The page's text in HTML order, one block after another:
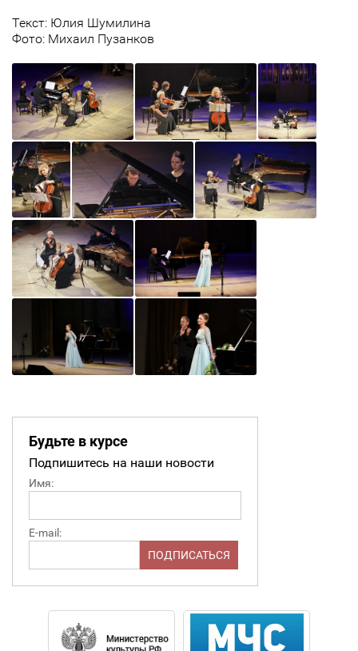
Текст: Юлия Шумилина
Фото: Михаил Пузанков
Будьте в курсе
Подпишитесь на наши новости
Имя:
E-mail: